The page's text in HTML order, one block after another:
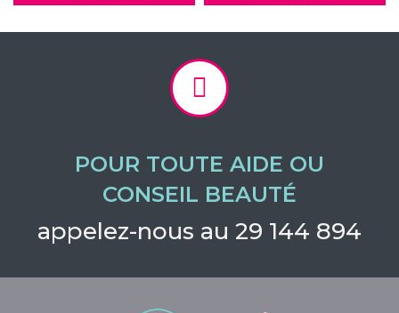
POUR TOUTE AIDE OU
CONSEIL BEAUTÉ
appelez-nous au 29 144 894